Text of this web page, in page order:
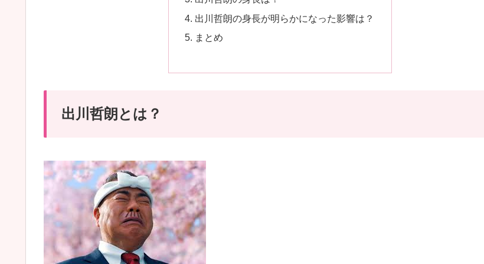
出川哲朗の身長が明らかになった影響は？
まとめ
出川哲朗とは？